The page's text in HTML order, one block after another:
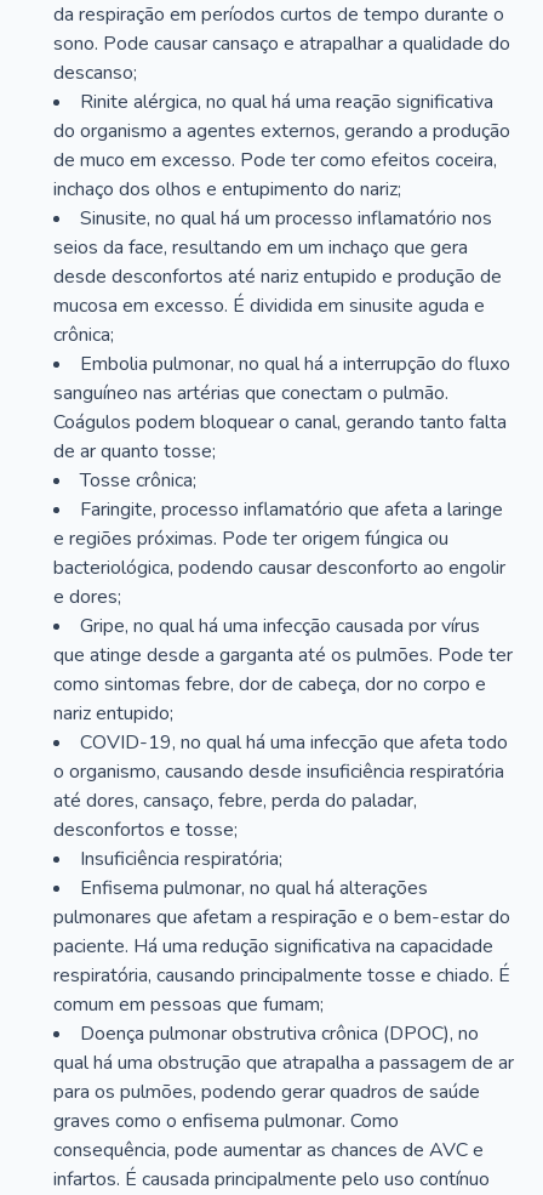
da respiração em períodos curtos de tempo durante o
sono. Pode causar cansaço e atrapalhar a qualidade do
descanso;
Rinite alérgica, no qual há uma reação significativa
do organismo a agentes externos, gerando a produção
de muco em excesso. Pode ter como efeitos coceira,
inchaço dos olhos e entupimento do nariz;
Sinusite, no qual há um processo inflamatório nos
seios da face, resultando em um inchaço que gera
desde desconfortos até nariz entupido e produção de
mucosa em excesso. É dividida em sinusite aguda e
crônica;
Embolia pulmonar, no qual há a interrupção do fluxo
sanguíneo nas artérias que conectam o pulmão.
Coágulos podem bloquear o canal, gerando tanto falta
de ar quanto tosse;
Tosse crônica;
Faringite, processo inflamatório que afeta a laringe
e regiões próximas. Pode ter origem fúngica ou
bacteriológica, podendo causar desconforto ao engolir
e dores;
Gripe, no qual há uma infecção causada por vírus
que atinge desde a garganta até os pulmões. Pode ter
como sintomas febre, dor de cabeça, dor no corpo e
nariz entupido;
COVID-19, no qual há uma infecção que afeta todo
o organismo, causando desde insuficiência respiratória
até dores, cansaço, febre, perda do paladar,
desconfortos e tosse;
Insuficiência respiratória;
Enfisema pulmonar, no qual há alterações
pulmonares que afetam a respiração e o bem-estar do
paciente. Há uma redução significativa na capacidade
respiratória, causando principalmente tosse e chiado. É
comum em pessoas que fumam;
Doença pulmonar obstrutiva crônica (DPOC), no
qual há uma obstrução que atrapalha a passagem de ar
para os pulmões, podendo gerar quadros de saúde
graves como o enfisema pulmonar. Como
consequência, pode aumentar as chances de AVC e
infartos. É causada principalmente pelo uso contínuo